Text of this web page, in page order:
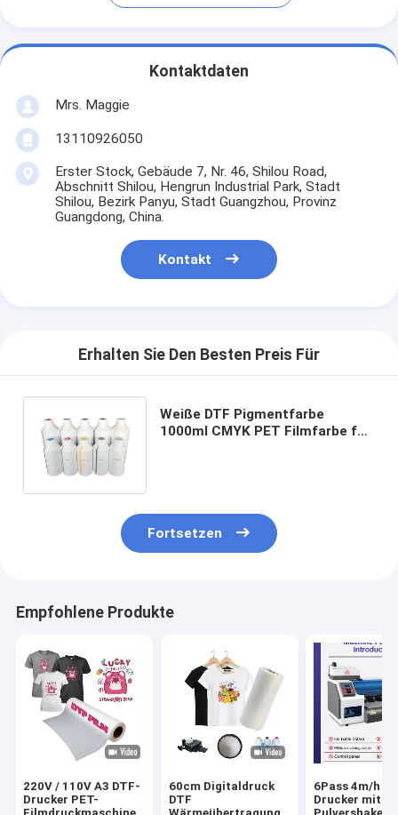
Kontaktdaten
Mrs. Maggie
13110926050
Erster Stock, Gebäude 7, Nr. 46, Shilou Road,
Abschnitt Shilou, Hengrun Industrial Park, Stadt
Shilou, Bezirk Panyu, Stadt Guangzhou, Provinz
Guangdong, China.
Kontakt
Erhalten Sie Den Besten Preis Für
Weiße DTF Pigmentfarbe
1000ml CMYK PET Filmfarbe für
Fortsetzen
Empfohlene Produkte
220V / 110V A3 DTF-
Drucker PET-
60cm Digitaldruck
DTF
6Pass 4m/h
Drucker mit